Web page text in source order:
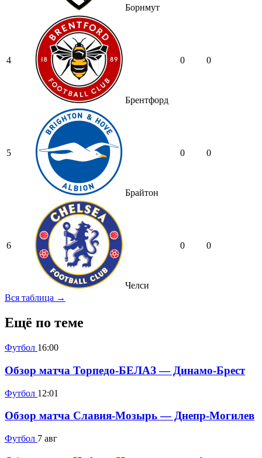
Борнмут
4
Брентфорд
0 0
5
Брайтон
0 0
6
Челси
0 0
Вся таблица →
Ещё по теме
Футбол 16:00
Обзор матча Торпедо-БЕЛАЗ — Динамо-Брест
Футбол 12:01
Обзор матча Славия-Мозырь — Днепр-Могилев
Футбол 7 авг